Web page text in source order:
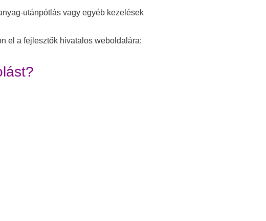
utánpótlás vagy egyéb kezelések
el a fejlesztők hivatalos weboldalára: